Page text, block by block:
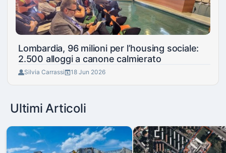
Lombardia, 96 milioni per l’housing sociale:
2.500 alloggi a canone calmierato
Silvia Carrassi 18 Jun 2026
Ultimi Articoli